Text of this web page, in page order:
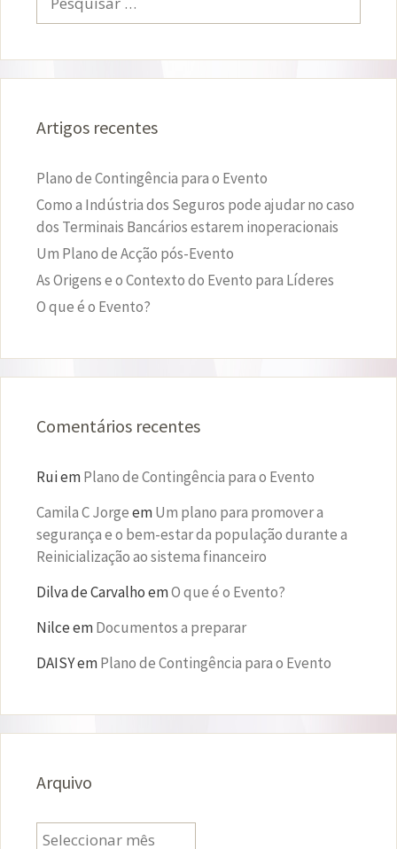
por:
Artigos recentes
Plano de Contingência para o Evento
Como a Indústria dos Seguros pode ajudar no caso
dos Terminais Bancários estarem inoperacionais
Um Plano de Acção pós-Evento
As Origens e o Contexto do Evento para Líderes
O que é o Evento?
Comentários recentes
RuiemPlano de Contingência para o Evento
Camila C JorgeemUm plano para promover a
segurança e o bem-estar da população durante a
Reinicialização ao sistema financeiro
Dilva de CarvalhoemO que é o Evento?
NilceemDocumentos a preparar
DAISYemPlano de Contingência para o Evento
Arquivo
Arquivo